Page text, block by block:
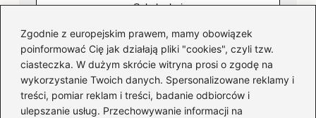
Zgodnie z europejskim prawem, mamy obowiązek
poinformować Cię jak działają pliki "cookies", czyli tzw.
ciasteczka. W dużym skrócie witryna prosi o zgodę na
wykorzystanie Twoich danych. Spersonalizowane reklamy i
treści, pomiar reklam i treści, badanie odbiorców i
ulepszanie usług. Przechowywanie informacji na
Kategorie